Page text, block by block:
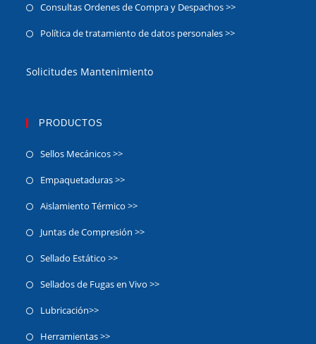
Consultas Ordenes de Compra y Despachos >>
Política de tratamiento de datos personales >>
Solicitudes Mantenimiento
PRODUCTOS
Sellos Mecánicos >>
Empaquetaduras >>
Aislamiento Térmico >>
Juntas de Compresión >>
Sellado Estático >>
Sellados de Fugas en Vivo >>
Lubricación>>
Herramientas >>